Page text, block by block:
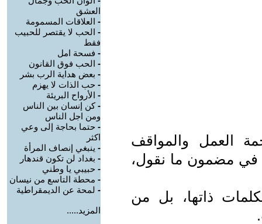
العمل والمواقف
في مضمون ما نقول،
ذاتها، بل من
العشق
- العلاقات المسمومة
- الحب لا يقتصر للحبيب
فقط
- فسحة امل
- الحب فوق القانون
- بعض هداية الرب بشر
- حب الذات لا يهزم
- الأرواح البريئة
-كن إنسان بين الناس
ومن اجل الناس
- حتما بحاجة إلى وعي
اكثر
- ينبغي إنصاف المرأة
- بغداد لن تكون قندهار
- حبيبي يا وطني
- محطة التاسع من نيسان
- لمحة عن الديمقراطية
المزيد.....